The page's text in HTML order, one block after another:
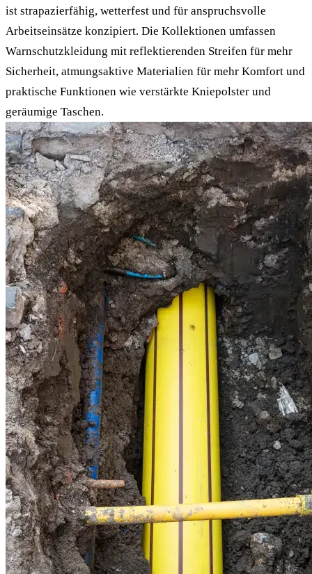
ist strapazierfähig, wetterfest und für anspruchsvolle
Arbeitseinsätze konzipiert. Die Kollektionen umfassen
Warnschutzkleidung mit reflektierenden Streifen für mehr
Sicherheit, atmungsaktive Materialien für mehr Komfort und
praktische Funktionen wie verstärkte Kniepolster und
geräumige Taschen.